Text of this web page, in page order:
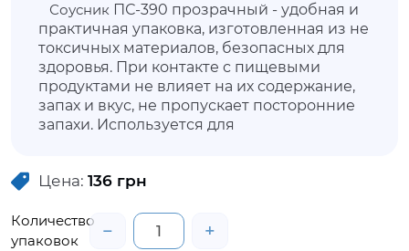
Соусник ПС-390 прозрачный - удобная и
практичная упаковка, изготовленная из не
токсичных материалов, безопасных для
здоровья. При контакте с пищевыми
продуктами не влияет на их содержание,
запах и вкус, не пропускает посторонние
запахи. Используется для
продуктов (сметана, творожные массы и
позволит продуктам не утратить внешнюю
привлекательность, сохранить свежесть и
Цена: 136 грн
Количество
упаковок
− +